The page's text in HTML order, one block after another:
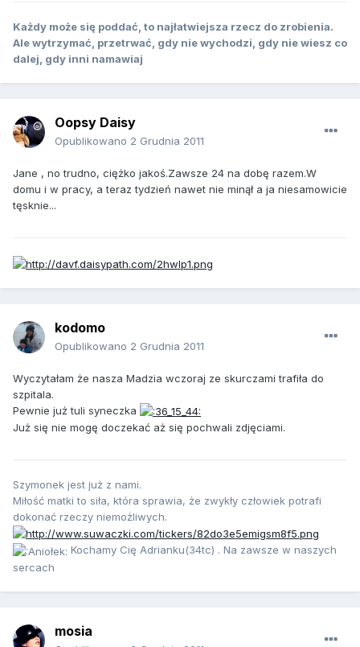
Każdy może się poddać, to najłatwiejsza rzecz do zrobienia.
Ale wytrzymać, przetrwać, gdy nie wychodzi, gdy nie wiesz co
dalej, gdy inni namawiaj
Oopsy Daisy
Opublikowano 2 Grudnia 2011
Jane , no trudno, ciężko jakoś.Zawsze 24 na dobę razem.W
domu i w pracy, a teraz tydzień nawet nie minął a ja niesamowicie
tęsknie...
kodomo
Opublikowano 2 Grudnia 2011
Wyczytałam że nasza Madzia wczoraj ze skurczami trafiła do
szpitala.
Pewnie już tuli syneczka
Już się nie mogę doczekać aż się pochwali zdjęciami.
Szymonek jest już z nami.
Miłość matki to siła, która sprawia, że zwykły człowiek potrafi
dokonać rzeczy niemożliwych.
Kochamy Cię Adrianku(34tc) . Na zawsze w naszych
sercach
mosia